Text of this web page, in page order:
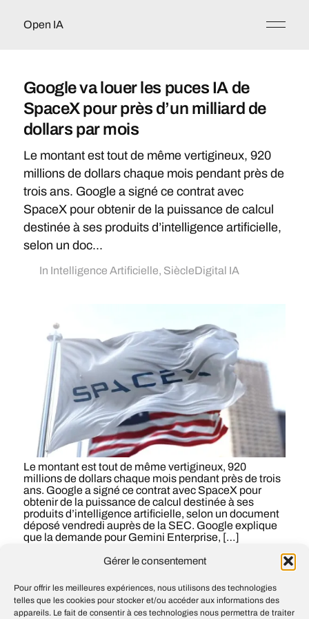
Gérer le consentement
Pour offrir les meilleures expériences, nous utilisons des technologies
telles que les cookies pour stocker et/ou accéder aux informations des
appareils. Le fait de consentir à ces technologies nous permettra de traiter
Open IA
Google va louer les puces IA de
SpaceX pour près d’un milliard de
dollars par mois
Le montant est tout de même vertigineux, 920
millions de dollars chaque mois pendant près de
trois ans. Google a signé ce contrat avec
SpaceX pour obtenir de la puissance de calcul
destinée à ses produits d’intelligence artificielle,
selon un doc...
In Intelligence Artificielle, SiècleDigital IA
Le montant est tout de même vertigineux, 920
millions de dollars chaque mois pendant près de trois
ans. Google a signé ce contrat avec SpaceX pour
obtenir de la puissance de calcul destinée à ses
produits d’intelligence artificielle, selon un document
déposé vendredi auprès de la SEC. Google explique
que la demande pour Gemini Enterprise, […]
#IA #Intelligence artificielle